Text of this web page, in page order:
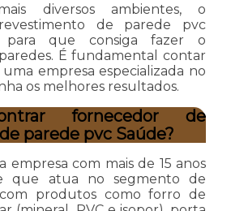
diversos ambientes, o
de parede pvc
que consiga fazer o
É fundamental contar
empresa especializada no
os melhores resultados.
fornecedor de
parede pvc Saúde?
empresa com mais de 15 anos
que atua no segmento de
produtos como forro de